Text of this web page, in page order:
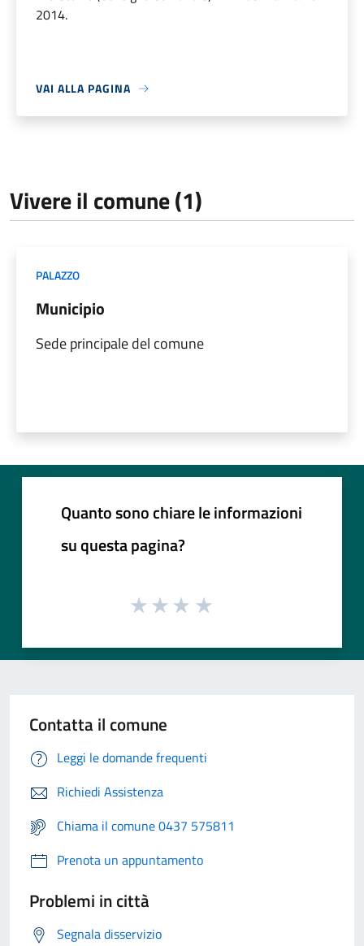
2014.
VAI ALLA PAGINA
Vivere il comune (1)
PALAZZO
Municipio
Sede principale del comune
Quanto sono chiare le informazioni
su questa pagina?
Contatta il comune
Leggi le domande frequenti
Richiedi Assistenza
Chiama il comune 0437 575811
Prenota un appuntamento
Problemi in città
Segnala disservizio